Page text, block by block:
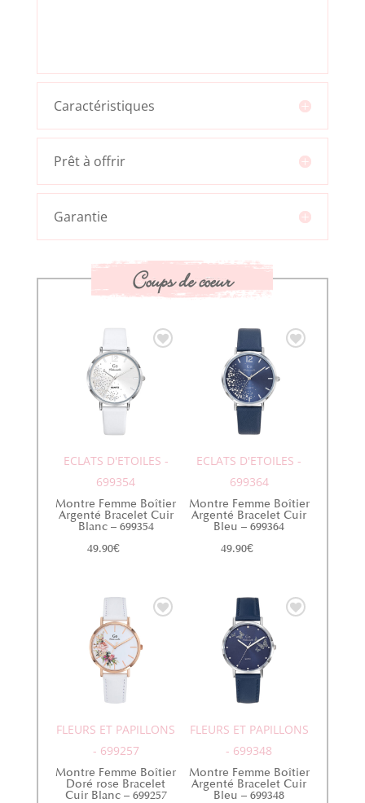
Caractéristiques
Prêt à offrir
Garantie
Coups de coeur
ECLATS D'ETOILES -
699354
Montre Femme Boîtier
Argenté Bracelet Cuir
Blanc – 699354
49.90€
ECLATS D'ETOILES -
699364
Montre Femme Boîtier
Argenté Bracelet Cuir
Bleu – 699364
49.90€
FLEURS ET PAPILLONS
- 699257
Montre Femme Boîtier
Doré rose Bracelet
Cuir Blanc – 699257
FLEURS ET PAPILLONS
- 699348
Montre Femme Boîtier
Argenté Bracelet Cuir
Bleu – 699348